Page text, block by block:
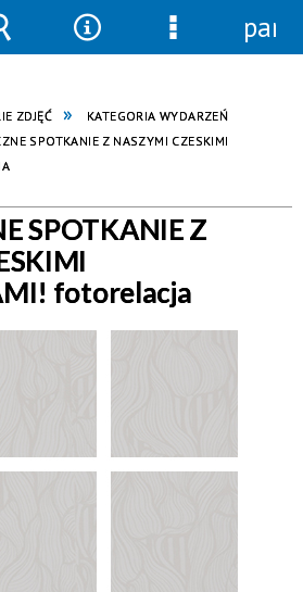
ZDJĘĆ
KATEGORIA WYDARZEŃ
SPOTKANIE Z NASZYMI CZESKIMI
SPOTKANIE Z
fotorelacja
NarzędziaMenu